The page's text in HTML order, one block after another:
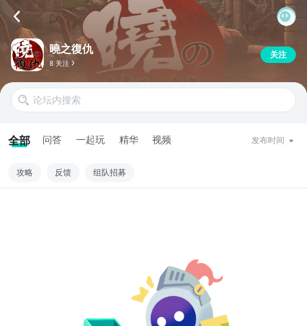
曉之復仇
8 关注
关注
全部 问答 一起玩 精华 视频 发布时间
攻略 反馈 组队招募